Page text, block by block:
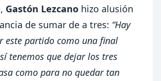
Gastón Lezcano hizo alusión
de sumar de a tres: “Hay
este partido como una final
tenemos que dejar los tres
como para no quedar tan